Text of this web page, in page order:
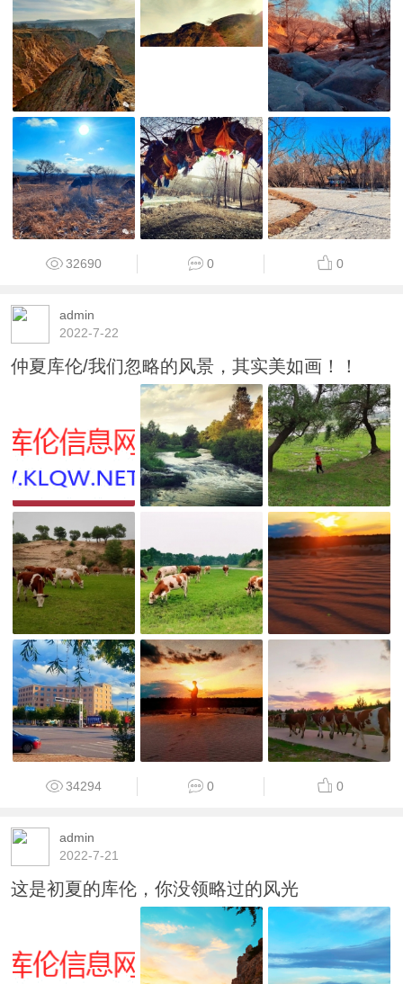
32690 0 0
admin
2022-7-22
仲夏库伦/我们忽略的风景，其实美如画！！
34294 0 0
admin
2022-7-21
这是初夏的库伦，你没领略过的风光